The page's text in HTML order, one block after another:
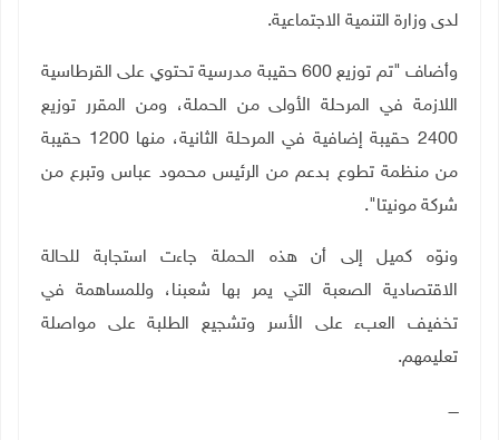
لدى وزارة التنمية الاجتماعية.
وأضاف "تم توزيع 600 حقيبة مدرسية تحتوي على القرطاسية
اللازمة في المرحلة الأولى من الحملة، ومن المقرر توزيع
2400 حقيبة إضافية في المرحلة الثانية، منها 1200 حقيبة
من منظمة تطوع بدعم من الرئيس محمود عباس وتبرع من
شركة مونيتا".
ونوّه كميل إلى أن هذه الحملة جاءت استجابة للحالة
الاقتصادية الصعبة التي يمر بها شعبنا، وللمساهمة في
تخفيف العبء على الأسر وتشجيع الطلبة على مواصلة
تعليمهم.
ــــ